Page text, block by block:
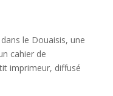
le Douaisis, une
cahier de
imprimeur, diffusé